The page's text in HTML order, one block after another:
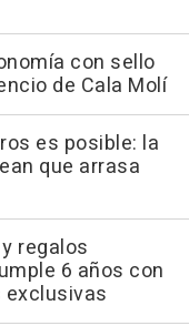
con sello
de Cala Molí
es posible: la
que arrasa
regalos
6 años con